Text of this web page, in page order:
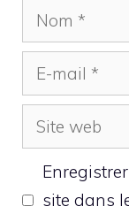
Nom
mail
Site
web
site dans